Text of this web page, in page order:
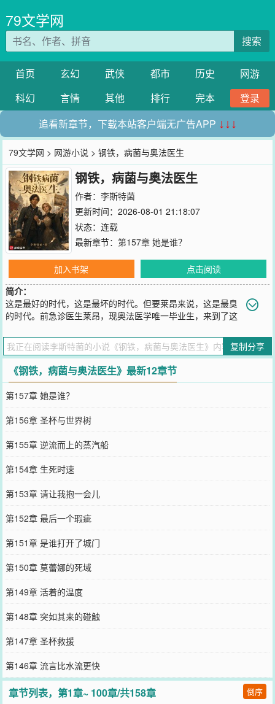
79文学网
搜索
首页 玄幻 武侠 都市 历史
网游
科幻
言情 其他 排行 完本
登录
追看新章节，下载本站客户端无广告APP ↓↓↓
79文学网 > 网游小说 > 钢铁，病菌与奥法医生
钢铁，病菌与奥法医生
作者： 李斯特菌
更新时间：2026-08-01 21:18:07
状态：连载
最新章节： 第157章 她是谁？
加入书架
点击阅读
简介：
这是最好的时代，这是最坏的时代。但要莱昂来说，这是最臭
的时代。前急诊医生莱昂，现奥法医学唯一毕业生，来到了这
产力，顺手客串一回“现代医学之父”。防护学派的护盾术？刚好用来
罩出无尘结界。元能学派的燃烧之手？刚好用来消毒手术器械。嬗变
学派的物质变换？刚好用来手搓生理盐水。他还遇到了被称作“死眠圣
女”的女孩，其双手所触，任何活物都会安然睡去，再不醒来。莱昂的
第一反应是：“全身无菌？！这是上好的手术助手啊。”但他很快发现
——上一秒从死神手里抢回的士兵，转头又倒在了冲锋的路上。工厂
主依旧贪婪，新贵族依旧傲慢，普通人依旧沉默。世界已经病入膏
肓。于是医者戴上皇冠，准备亲自动手术。
您要是觉得《
钢铁，病菌与奥法医生
群和微博微信里的朋友推荐哦！
复制分享
《钢铁，病菌与奥法医生》最新12章节
第157章 她是谁？
第156章 圣杯与世界树
第155章 逆流而上的蒸汽船
第154章 生死时速
第153章 请让我抱一会儿
第152章 最后一个瑕疵
第151章 是谁打开了城门
第150章 莫蕾娜的死域
第149章 活着的温度
第148章 突如其来的碰触
第147章 圣杯救援
第146章 流言比水流更快
章节列表，第1章~ 100章/共158章 倒序